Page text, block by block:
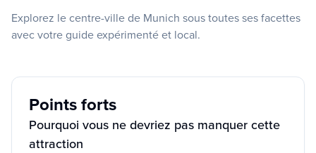
Explorez le centre-ville de Munich sous toutes ses facettes
avec votre guide expérimenté et local.
Points forts
Pourquoi vous ne devriez pas manquer cette
attraction